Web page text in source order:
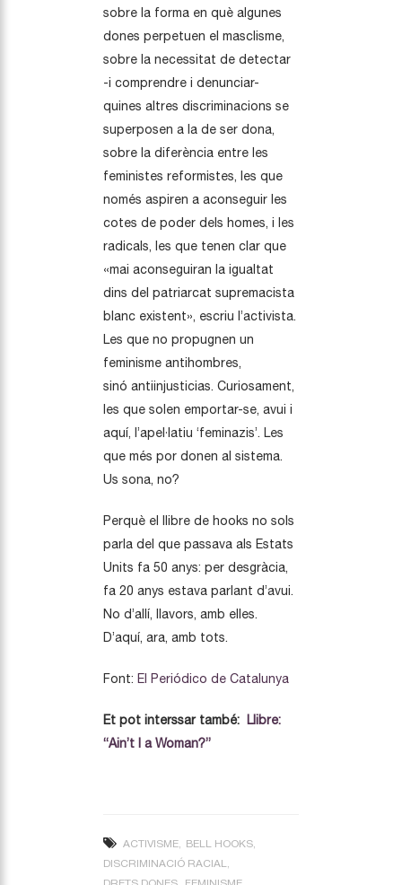
sobre la forma en què algunes
dones perpetuen el masclisme,
sobre la necessitat de detectar
-i comprendre i denunciar-
quines altres discriminacions se
superposen a la de ser dona,
sobre la diferència entre les
feministes reformistes, les que
només aspiren a aconseguir les
cotes de poder dels homes, i les
radicals, les que tenen clar que
«mai aconseguiran la igualtat
dins del patriarcat supremacista
blanc existent», escriu l’activista.
Les que no propugnen un
feminisme antihombres,
sinó antiinjusticias. Curiosament,
les que solen emportar-se, avui i
aquí, l’apel·latiu ‘feminazis’. Les
que més por donen al sistema.
Us sona, no?
Perquè el llibre de hooks no sols
parla del que passava als Estats
Units fa 50 anys: per desgràcia,
fa 20 anys estava parlant d’avui.
No d’allí, llavors, amb elles.
D’aquí, ara, amb tots.
Font: El Periódico de Catalunya
Et pot interssar també:
Llibre:
“Ain’t I a Woman?”
ACTIVISME
BELL HOOKS
DISCRIMINACIÓ RACIAL